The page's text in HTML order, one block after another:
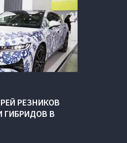
РЕЗНИКОВ
ГИБРИДОВ В